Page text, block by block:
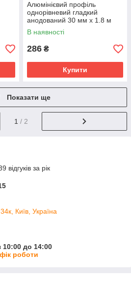
Алюмінієвий профіль
однорівневий гладкий
анодований 30 мм х 1.8 м
срібло
В наявності
286 ₴
Купити
Показати ще
1 / 2
відгуків за рік
Київ, Україна
10:00 до 14:00
роботи